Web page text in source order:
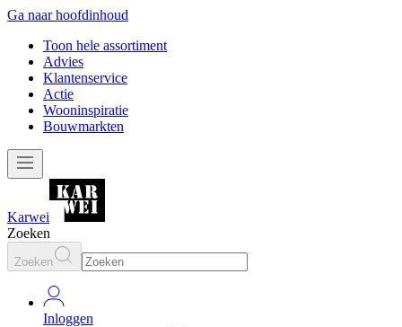
Ga naar hoofdinhoud
Toon hele assortiment
Advies
Klantenservice
Actie
Wooninspiratie
Bouwmarkten
Karwei
Zoeken
Zoeken
Inloggen